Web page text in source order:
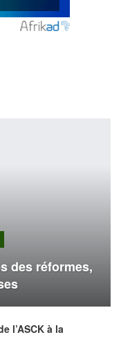
des réformes,
l’ASCK à la